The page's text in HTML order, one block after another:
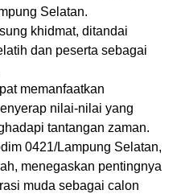
Selatan.
khidmat, ditandai
dan peserta sebagai
memanfaatkan
nilai-nilai yang
tantangan zaman.
0421/Lampung Selatan,
menegaskan pentingnya
muda sebagai calon